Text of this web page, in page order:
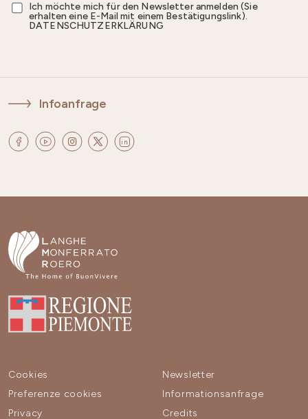
Ich möchte mich für den Newsletter anmelden (Sie
erhalten eine E-Mail mit einem Bestätigungslink).
DATENSCHUTZERKLÄRUNG
Infoanfrage
Cookies
Preferenze cookies
Privacy
Newsletter
Informationsanfrage
Credits